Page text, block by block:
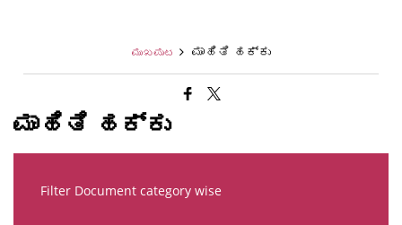
ಮುಖಪುಟ ಮಾಹಿತಿ ಹಕ್ಕು
ಮಾಹಿತಿ ಹಕ್ಕು
Filter Document category wise